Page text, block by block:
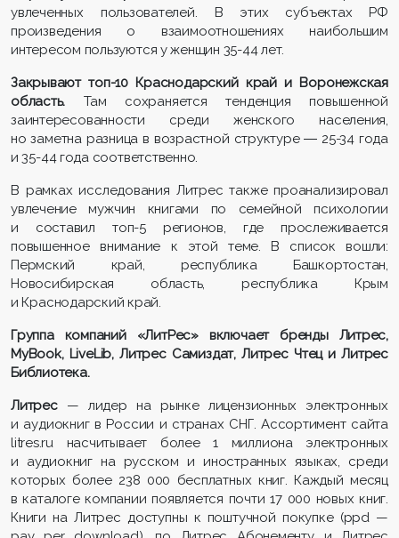
увлеченных пользователей. В этих субъектах РФ
произведения о взаимоотношениях наибольшим
интересом пользуются у женщин 35-44 лет.
Закрывают топ-10 Краснодарский край и Воронежская
область. Там сохраняется тенденция повышенной
заинтересованности среди женского населения,
но заметна разница в возрастной структуре ― 25-34 года
и 35-44 года соответственно.
В рамках исследования Литрес также проанализировал
увлечение мужчин книгами по семейной психологии
и составил топ-5 регионов, где прослеживается
повышенное внимание к этой теме. В список вошли:
Пермский край, республика Башкортостан,
Новосибирская область, республика Крым
и Краснодарский край.
Группа компаний «ЛитРес» включает бренды Литрес,
MyBook, LiveLib, Литрес Самиздат, Литрес Чтец и Литрес
Библиотека.
Литрес — лидер на рынке лицензионных электронных
и аудиокниг в России и странах СНГ. Ассортимент сайта
litres.ru насчитывает более 1 миллиона электронных
и аудиокниг на русском и иностранных языках, среди
которых более 238 000 бесплатных книг. Каждый месяц
в каталоге компании появляется почти 17 000 новых книг.
Книги на Литрес доступны к поштучной покупке (ppd —